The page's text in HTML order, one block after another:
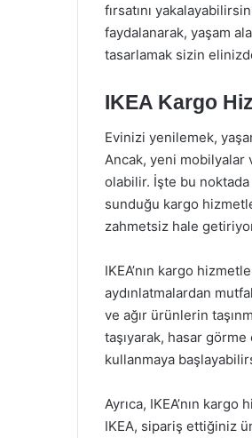
fırsatını
faydalanarak, yaşam
tasarlamak sizin
IKEA Kargo
Evinizi yenilemek,
Ancak, yeni mobilyalar
olabilir. İşte bu
sunduğu kargo
zahmetsiz hale
IKEA’nın kargo
aydınlatmalardan
ve ağır ürünlerin
taşıyarak, hasar görme
kullanmaya
Ayrıca, IKEA’nın
IKEA, sipariş ettiğiniz